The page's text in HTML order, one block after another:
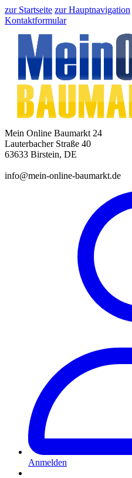
zur Startseite zur Hauptnavigation
Kontaktformular
Mein Online Baumarkt 24
Lauterbacher Straße 40
63633 Birstein, DE
info@mein-online-baumarkt.de
Anmelden